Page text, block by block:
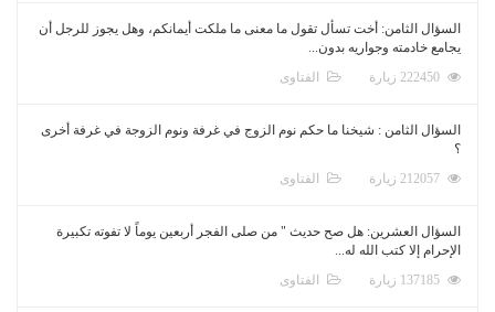
السؤال الثامن: أخت تسأل تقول ما معنى ما ملكت أيمانكم، وهل يجوز للرجل أن
يجامع خادمته وجواريه بدون...
الفتاوى
السؤال الثامن : شيخنا ما حكم نوم الزوج في غرفة ونوم الزوجة في غرفة أخرى
؟
الفتاوى
السؤال العشرين: هل صح حديث " من صلى الفجر أربعين يوماً لا تفوته تكبيرة
الإحرام إلا كتب الله له...
الفتاوى